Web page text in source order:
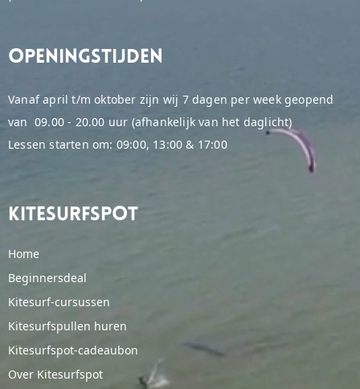
Openingstijden
Vanaf april t/m oktober zijn wij 7 dagen per week geopend
van 09.00 - 20.00 uur (afhankelijk van het daglicht)
Lessen starten om: 09:00, 13:00 & 17:00
Kitesurfspot
Home
Beginnersdeal
Kitesurf-cursussen
Kitesurfspullen huren
Kitesurfspot-cadeaubon
Over Kitesurfspot